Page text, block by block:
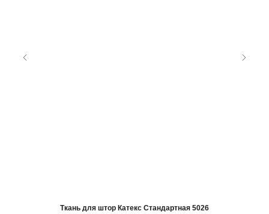
Ткань для штор Катекс Стандартная 5026